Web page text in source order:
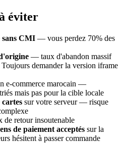
éviter
sans CMI — vous perdez 70% des
— taux d'abandon massif
demander la version iframe
e-commerce marocain —
mais pas pour la cible locale
cartes sur votre serveur — risque
retour insoutenable
de paiement acceptés sur la
hésitent à passer commande